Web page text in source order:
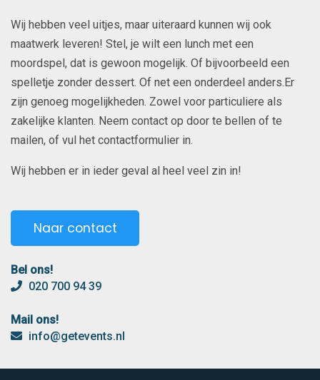
Wij hebben veel uitjes, maar uiteraard kunnen wij ook
maatwerk leveren! Stel, je wilt een lunch met een
moordspel, dat is gewoon mogelijk. Of bijvoorbeeld een
spelletje zonder dessert. Of net een onderdeel anders.Er
zijn genoeg mogelijkheden. Zowel voor particuliere als
zakelijke klanten. Neem contact op door te bellen of te
mailen, of vul het contactformulier in.
Wij hebben er in ieder geval al heel veel zin in!
Naar contact
Bel ons!
020 700 94 39
Mail ons!
info@getevents.nl